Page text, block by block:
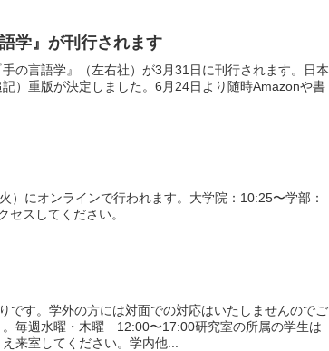
学』が刊行されます
の言語学』（左右社）が3月31日に刊行されます。日本
）重版が決定しました。6月24日より随時Amazonや書
）にオンラインで行われます。大学院：10:25〜学部：
セスしてください。
です。学外の方には対面での対応はいたしませんのでご
毎週水曜・木曜 12:00〜17:00研究室の所属の学生は
来室してください。学内他...